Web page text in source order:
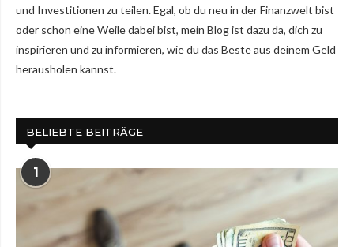
und Investitionen zu teilen. Egal, ob du neu in der Finanzwelt bist
oder schon eine Weile dabei bist, mein Blog ist dazu da, dich zu
inspirieren und zu informieren, wie du das Beste aus deinem Geld
herausholen kannst.
BELIEBTE BEITRÄGE
1